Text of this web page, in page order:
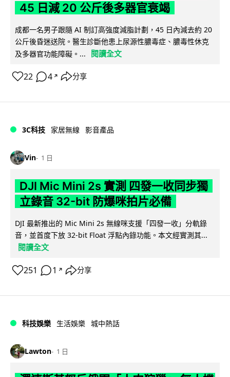
45 日減 20 公斤後多器官衰竭
成都一名男子跟隨 AI 制訂高強度減脂計劃，45 日內減去約 20
公斤後昏迷送院。醫生診斷他患上尿源性膿毒症、膿毒性休克
及多器官功能障礙。...
閱讀全文
22 4 ↗ 分享
3C科技 家居無線 影音產品
Vin 1 日
DJI Mic Mini 2s 實測 四發一收同步獨
立錄音 32-bit 防爆咪拍片必備
DJI 最新推出的 Mic Mini 2s 無線咪支援「四發一收」分軌錄
音，並首度下放 32-bit Float 浮點內錄功能。本文經實測其...
閱讀全文
251 1 ↗ 分享
科技娛樂 生活娛樂 城中熱話
Lawton 1 日